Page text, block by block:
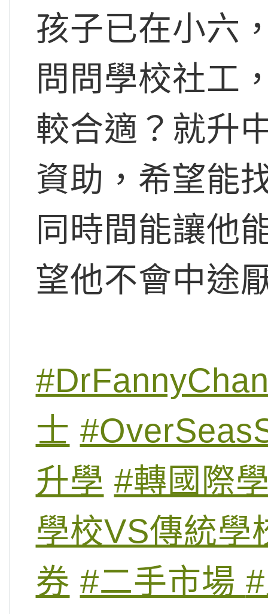
孩子已在小六
問問學校社工
較合適？就升
資助，希望能
同時間能讓他
望他不會中途
士
升學 #轉國際
學校VS傳統學
券 #二手市場